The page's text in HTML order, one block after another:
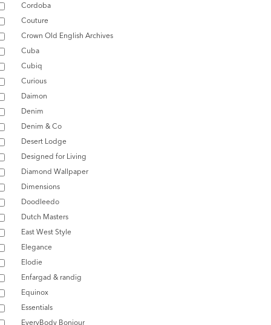
Cordoba
Couture
Crown Old English Archives
Cuba
Cubiq
Curious
Daimon
Denim
Denim & Co
Desert Lodge
Designed for Living
Diamond Wallpaper
Dimensions
Doodleedo
Dutch Masters
East West Style
Elegance
Elodie
Enfargad & randig
Equinox
Essentials
EveryBody Bonjour